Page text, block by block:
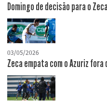
Domingo de decisão para o
03/05/2026
Zeca empata com o Azuriz fora